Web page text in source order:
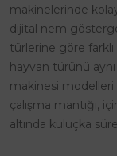
makinelerinde
dijital nem
türlerine göre
hayvan türünü
makinesi modelleri
çalışma mantığı,
altında kuluçka